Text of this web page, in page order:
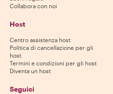
Collabora con noi
Host
Centro assistenza host
Politica di cancellazione per gli
host
Termini e condizioni per gli host
Diventa un host
Seguici